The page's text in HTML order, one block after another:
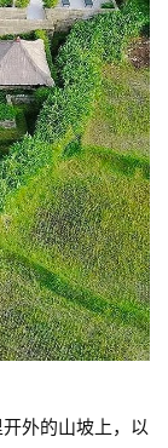
外的山坡上，以